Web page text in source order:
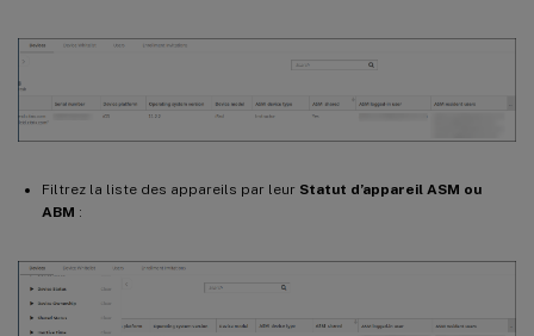
Filtrez la liste des appareils par leur Statut d’appareil ASM ou
ABM :